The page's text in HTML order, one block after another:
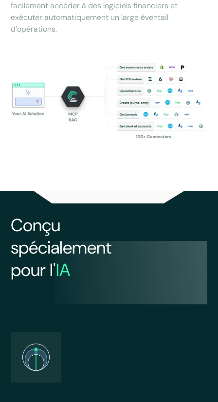
facilement accéder à des logiciels financiers et
exécuter automatiquement un large éventail
d’opérations.
Conçu
spécialement
pour l'IA